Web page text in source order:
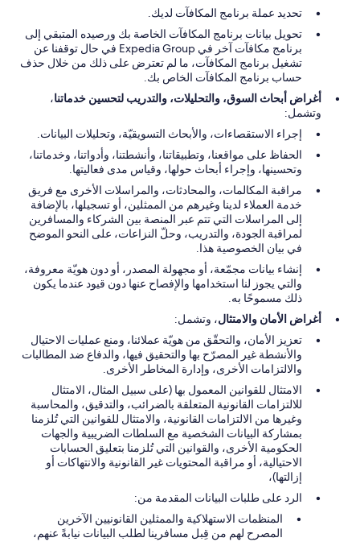
تحديد عملة برنامج المكافآت لديك.
تحويل بيانات برنامج المكافآت الخاصة بك ورصيده المتبقي إلى
برنامج مكافآت آخر في Expedia Group في حال توقفنا عن
تشغيل برنامج المكافآت، ما لم تعترض على ذلك من خلال حذف
حساب برنامج المكافآت الخاص بك.
أغراض أبحاث السوق، والتحليلات، والتدريب لتحسين خدماتنا،
وتشمل:
إجراء الاستقصاءات، والأبحاث التسويقيّة، وتحليلات البيانات.
الحفاظ على مواقعنا، وتطبيقاتنا، وأنشطتنا، وأدواتنا، وخدماتنا،
وتحسينها، وإجراء أبحاث حولها، وقياس مدى فعاليتها.
مراقبة المكالمات، والمحادثات، والمراسلات الأخرى مع فريق
خدمة العملاء لدينا وغيرهم من الممثلين، أو تسجيلها، بالإضافة
إلى المراسلات التي تتم عبر المنصة بين الشركاء والمسافرين
لمراقبة الجودة، والتدريب، وحلّ النزاعات، على النحو الموضح
في بيان الخصوصية هذا.
إنشاء بيانات مجمّعة، أو مجهولة المصدر، أو دون هويّة معروفة،
والتي يجوز لنا استخدامها والإفصاح عنها دون قيود عندما يكون
ذلك مسموحًا به.
أغراض الأمان والامتثال، وتشمل:
تعزيز الأمان، والتحقّق من هويّة عملائنا، ومنع عمليات الاحتيال
والأنشطة غير المصرّح بها والتحقيق فيها، والدفاع ضد المطالبات
والالتزامات الأخرى، وإدارة المخاطر الأخرى.
الامتثال للقوانين المعمول بها (على سبيل المثال، الامتثال
للالتزامات القانونية المتعلقة بالضرائب، والتدقيق، والمحاسبة
وغيرها من الالتزامات القانونية، والامتثال للقوانين التي تُلزمنا
بمشاركة البيانات الشخصية مع السلطات الضريبية والجهات
الحكومية الأخرى، والقوانين التي تُلزمنا بتعليق الحسابات
الاحتيالية، أو مراقبة المحتويات غير القانونية والانتهاكات أو
إزالتها)،
الرد على طلبات البيانات المقدمة من:
المنظمات الاستهلاكية والممثلين القانونيين الآخرين
المصرح لهم من قِبل مسافرينا لطلب البيانات نيابةً عنهم،